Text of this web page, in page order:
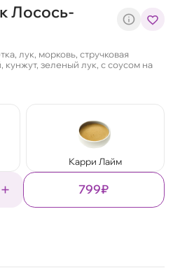
Лосось-
лук, морковь, стручковая
зеленый лук, с соусом на
Карри Лайм
799₽